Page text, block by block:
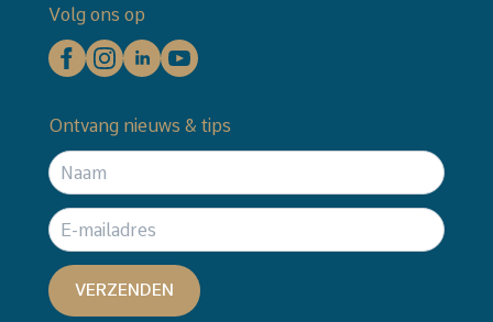
Volg ons op
Ontvang nieuws & tips
VERZENDEN